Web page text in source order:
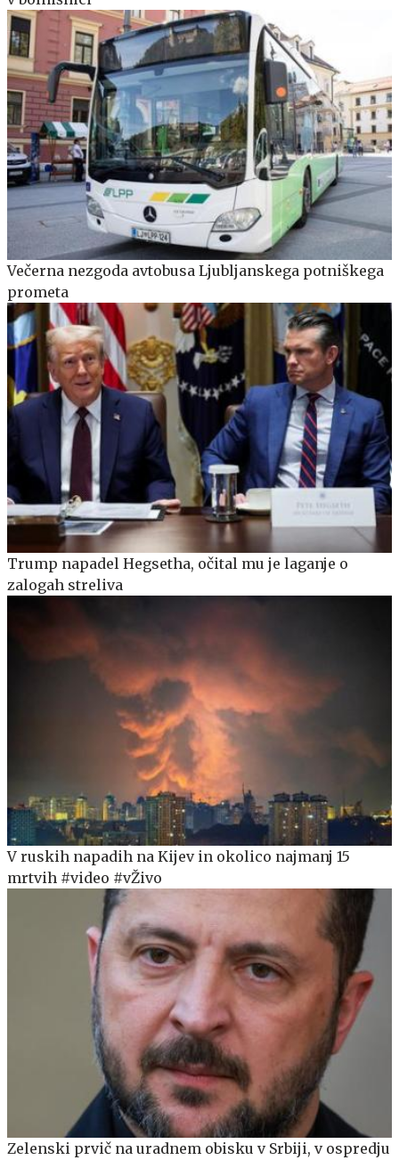
Večerna nezgoda avtobusa Ljubljanskega potniškega
prometa
Trump napadel Hegsetha, očital mu je laganje o
zalogah streliva
V ruskih napadih na Kijev in okolico najmanj 15
mrtvih #video #vŽivo
Zelenski prvič na uradnem obisku v Srbiji, v ospredju